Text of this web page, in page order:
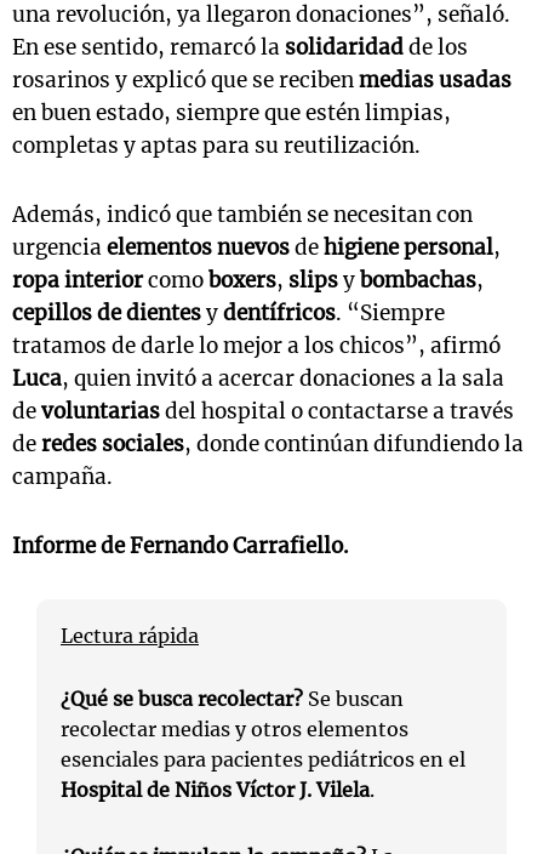
una revolución, ya llegaron donaciones”, señaló.
En ese sentido, remarcó la solidaridadde los
rosarinos y explicó que se recibenmedias usadas
en buen estado, siempre que estén limpias,
completas y aptas para su reutilización.
Además, indicó que también se necesitan con
urgenciaelementos nuevosdehigiene personal,
ropa interiorcomoboxers, slipsybombachas,
cepillos de dientesydentífricos. “Siempre
tratamos de darle lo mejor a los chicos”, afirmó
Luca, quien invitó a acercar donaciones a la sala
devoluntariasdel hospital o contactarse a través
deredes sociales, donde continúan difundiendo la
campaña.
Informe de Fernando Carrafiello.
Lectura rápida
¿Qué se busca recolectar? Se buscan
recolectar medias y otros elementos
esenciales para pacientes pediátricos en el
Hospital de Niños Víctor J. Vilela.